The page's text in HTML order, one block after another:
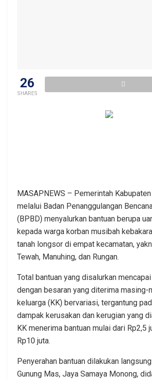
26
SHARES
MASAPNEWS – Pemerintah
melalui Badan Penanggulangan
(BPBD) menyalurkan bantuan berupa
kepada warga korban musibah
tanah longsor di empat kecamatan,
Tewah, Manuhing, dan Rungan.
Total bantuan yang disalurkan
dengan besaran yang diterima masing-
keluarga (KK) bervariasi, tergantung
dampak kerusakan dan kerugian yang
KK menerima bantuan mulai dari Rp2,5
Rp10 juta.
Penyerahan bantuan dilakukan
Gunung Mas, Jaya Samaya Monong,